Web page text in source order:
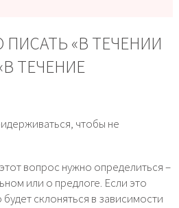
«В ТЕЧЕНИИ
ТЕЧЕНИЕ
чтобы не
вопрос нужно определиться –
или о предлоге. Если это
склоняться в зависимости